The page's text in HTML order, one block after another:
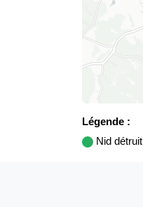
Légende :
Nid détruit